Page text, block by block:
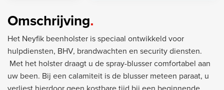
Omschrijving
Het Neyfik beenholster is speciaal ontwikkeld voor
hulpdiensten, BHV, brandwachten en security diensten.
Met het holster draagt u de spray-blusser comfortabel aan
uw been. Bij een calamiteit is de blusser meteen paraat, u